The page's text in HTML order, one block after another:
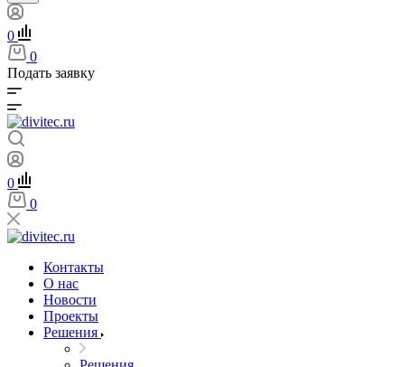
0
0
Подать заявку
0
0
Контакты
О нас
Новости
Проекты
Решения